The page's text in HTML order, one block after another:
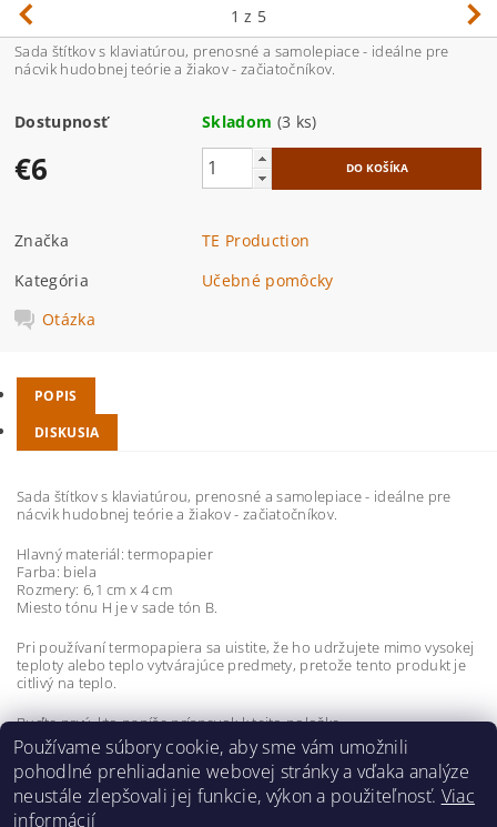
1 z 5
Sada štítkov s klaviatúrou, prenosné a samolepiace - ideálne pre
nácvik hudobnej teórie a žiakov - začiatočníkov.
Dostupnosť Skladom (3 ks)
€6
Značka
TE Production
Kategória
Učebné pomôcky
Otázka
POPIS
DISKUSIA
Sada štítkov s klaviatúrou, prenosné a samolepiace - ideálne pre
nácvik hudobnej teórie a žiakov - začiatočníkov.
Hlavný materiál: termopapier
Farba: biela
Rozmery: 6,1 cm x 4 cm
Miesto tónu H je v sade tón B.
Pri používaní termopapiera sa uistite, že ho udržujete mimo vysokej
teploty alebo teplo vytvárajúce predmety, pretože tento produkt je
citlivý na teplo.
Buďte prvý, kto napíše príspevok k tejto položke.
Pridať komentár
Používame súbory cookie, aby sme vám umožnili
pohodlné prehliadanie webovej stránky a vďaka analýze
neustále zlepšovali jej funkcie, výkon a použiteľnosť. Viac
informácií